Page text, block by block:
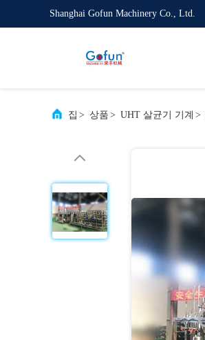
Shanghai Gofun Machinery Co., Ltd.
집 > 상품 > UHT 살균기 기계 >